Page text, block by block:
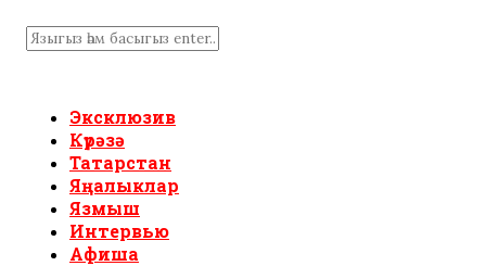
Эксклюзив
Күрәзә
Татарстан
Яңалыклар
Язмыш
Интервью
Афиша